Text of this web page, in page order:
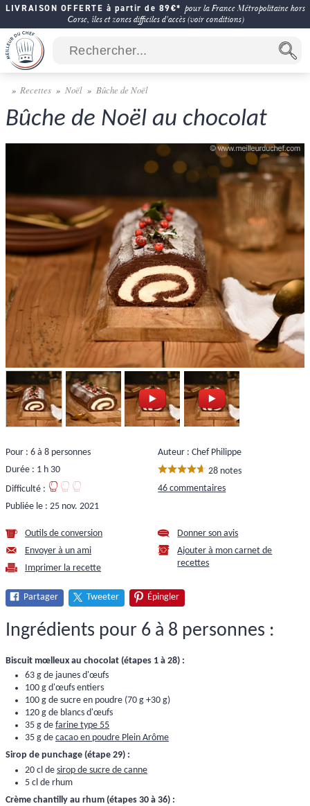
LIVRAISON OFFERTE à partir de 89€* pour la France Métropolitaine hors
Corse, îles et zones difficiles d'accès (voir conditions)
Recettes Noël Bûche de Noël
Bûche de Noël au chocolat
Pour : 6 à 8 personnes
Durée : 1 h 30
Difficulté :
Publiée le : 25 nov. 2021
Auteur : Chef Philippe
28 notes
46 commentaires
Outils de conversion
Envoyer à un ami
Imprimer la recette
Donner son avis
Ajouter à mon carnet de
recettes
Partager Tweeter Épingler
Ingrédients pour 6 à 8 personnes :
Biscuit mœlleux au chocolat (étapes 1 à 28) :
63 g de jaunes d'œufs
100 g d'œufs entiers
100 g de sucre en poudre (70 g +30 g)
120 g de blancs d'œufs
35 g de farine type 55
35 g de cacao en poudre Plein Arôme
Sirop de punchage (étape 29) :
20 cl de sirop de sucre de canne
5 cl de rhum
Crème chantilly au rhum (étapes 30 à 36) :